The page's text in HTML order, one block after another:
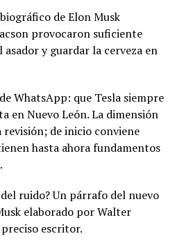
de Elon Musk
provocaron suficiente
y guardar la cerveza en
WhatsApp: que Tesla siempre
en Nuevo León. La dimensión
de inicio conviene
hasta ahora fundamentos
ruido? Un párrafo del nuevo
elaborado por Walter
escritor.